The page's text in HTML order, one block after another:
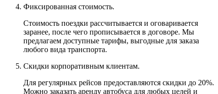
Фиксированная стоимость.
Стоимость поездки рассчитывается и оговаривается
заранее, после чего прописывается в договоре. Мы
предлагаем доступные тарифы, выгодные для заказа
любого вида транспорта.
Скидки корпоративным клиентам.
Для регулярных рейсов предоставляются скидки до 20%.
Можно заказать аренду автобуса для любых целей и